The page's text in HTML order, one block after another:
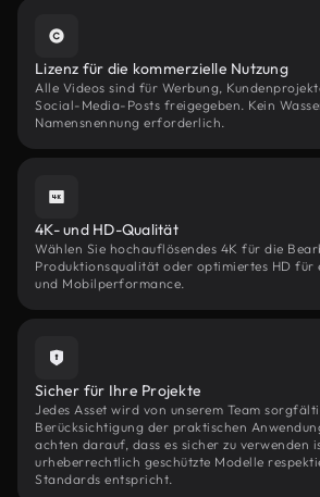
Lizenz für die kommerzielle Nutzung
Alle Videos sind für Werbung,
Social-Media-Posts freigegeben. Kein
Namensnennung erforderlich.
4K- und HD-Qualität
Wählen Sie hochauflösendes 4K für die
Produktionsqualität oder optimiertes HD für
und Mobilperformance.
Sicher für Ihre Projekte
Jedes Asset wird von unserem Team
Berücksichtigung der praktischen
achten darauf, dass es sicher zu verwenden
urheberrechtlich geschützte Modelle
Standards entspricht.